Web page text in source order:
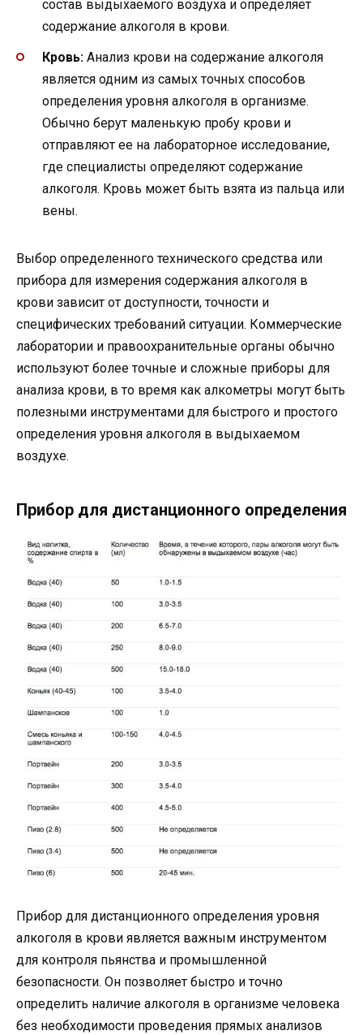
состав выдыхаемого воздуха и определяет
содержание алкоголя в крови.
Кровь: Анализ крови на содержание алкоголя
является одним из самых точных способов
определения уровня алкоголя в организме.
Обычно берут маленькую пробу крови и
отправляют ее на лабораторное исследование,
где специалисты определяют содержание
алкоголя. Кровь может быть взята из пальца или
вены.
Выбор определенного технического средства или
прибора для измерения содержания алкоголя в
крови зависит от доступности, точности и
специфических требований ситуации. Коммерческие
лаборатории и правоохранительные органы обычно
используют более точные и сложные приборы для
анализа крови, в то время как алкометры могут быть
полезными инструментами для быстрого и простого
определения уровня алкоголя в выдыхаемом
воздухе.
Прибор для дистанционного определения
Прибор для дистанционного определения уровня
алкоголя в крови является важным инструментом
для контроля пьянства и промышленной
безопасности. Он позволяет быстро и точно
определить наличие алкоголя в организме человека
без необходимости проведения прямых анализов